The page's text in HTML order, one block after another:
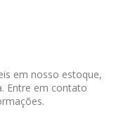
em nosso estoque,
Entre em contato